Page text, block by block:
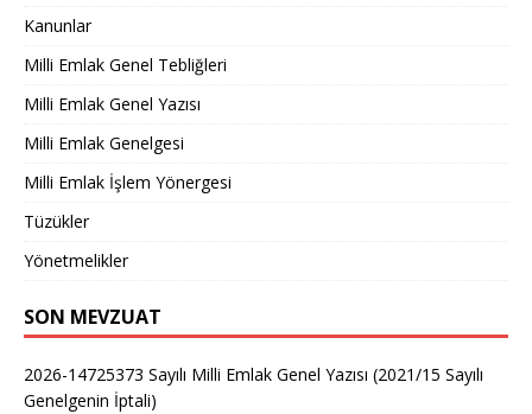
Kanunlar
Milli Emlak Genel Tebliğleri
Milli Emlak Genel Yazısı
Milli Emlak Genelgesi
Milli Emlak İşlem Yönergesi
Tüzükler
Yönetmelikler
SON MEVZUAT
2026-14725373 Sayılı Milli Emlak Genel Yazısı (2021/15 Sayılı
Genelgenin İptali)